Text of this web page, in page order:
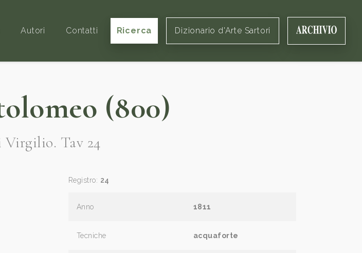
Autori Contatti Ricerca Dizionario d'Arte Sartori
(800)
Virgilio. Tav 24
Registro: 24
Anno 1811
Tecniche acquaforte